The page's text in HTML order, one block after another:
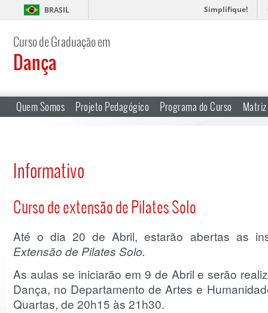
BRASIL Simplifique!
Curso de Graduação em
Dança
Quem Somos Projeto Pedagógico Programa do Curso
Informativo
Curso de extensão de Pilates Solo
Até o dia 20 de Abril, estarão abertas as
Extensão de Pilates Solo.
As aulas se iniciarão em 9 de Abril e serão
Dança, no Departamento de Artes e
Quartas, de 20h15 às 21h30.